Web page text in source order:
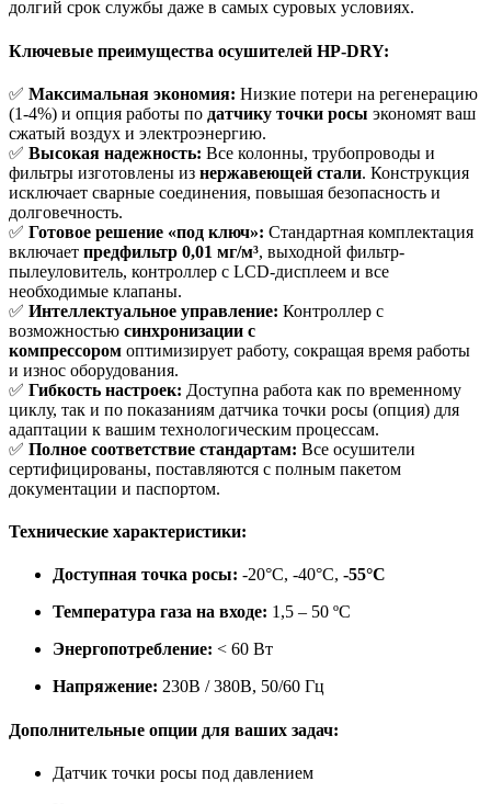
долгий срок службы даже в самых суровых условиях.
Ключевые преимущества осушителей HP-DRY:
✅ Максимальная экономия: Низкие потери на регенерацию
(1-4%) и опция работы по датчику точки росы экономят ваш
сжатый воздух и электроэнергию.
✅ Высокая надежность: Все колонны, трубопроводы и
фильтры изготовлены из нержавеющей стали. Конструкция
исключает сварные соединения, повышая безопасность и
долговечность.
✅ Готовое решение «под ключ»: Стандартная комплектация
включает предфильтр 0,01 мг/м³, выходной фильтр-
пылеуловитель, контроллер с LCD-дисплеем и все
необходимые клапаны.
✅ Интеллектуальное управление: Контроллер с
возможностью синхронизации с
компрессором оптимизирует работу, сокращая время работы
и износ оборудования.
✅ Гибкость настроек: Доступна работа как по временному
циклу, так и по показаниям датчика точки росы (опция) для
адаптации к вашим технологическим процессам.
✅ Полное соответствие стандартам: Все осушители
сертифицированы, поставляются с полным пакетом
документации и паспортом.
Технические характеристики:
Доступная точка росы: -20°C, -40°C, -55°C
Температура газа на входе: 1,5 – 50 ºС
Энергопотребление: < 60 Вт
Напряжение: 230В / 380В, 50/60 Гц
Дополнительные опции для ваших задач:
Датчик точки росы под давлением